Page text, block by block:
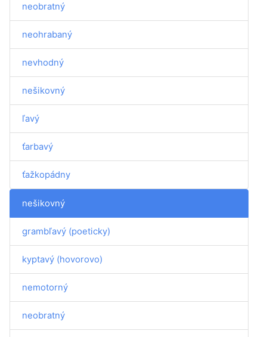
neobratný
neohrabaný
nevhodný
nešikovný
ľavý
ťarbavý
ťažkopádny
nešikovný
grambľavý (poeticky)
kyptavý (hovorovo)
nemotorný
neobratný